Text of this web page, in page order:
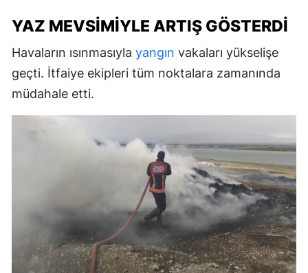
YAZ MEVSIMIYLE ARTIŞ GÖSTERDI
Havaların ısınmasıyla yangın vakaları yükselişe
geçti. İtfaiye ekipleri tüm noktalara zamanında
müdahale etti.